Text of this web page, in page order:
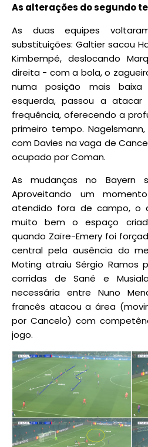
As alterações do segundo
As duas equipes
substituições: Galtier sacou
Kimbempé, deslocando
direita - com a bola, o
numa posição mais
esquerda, passou a
frequência, oferecendo a
primeiro tempo.
com Davies na vaga de
ocupado por Coman.
As mudanças no Bayern
Aproveitando um
atendido fora de campo, o
muito bem o espaço
quando Zaïre-Emery foi
central pela ausência do
Moting atraiu Sérgio Ramos
corridas de Sané e
necessária entre Nuno
francês atacou a área
por Cancelo) com
jogo.